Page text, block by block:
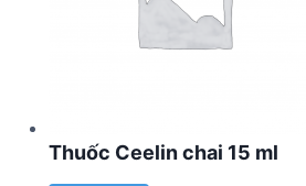
Thuốc Ceelin chai 15 ml